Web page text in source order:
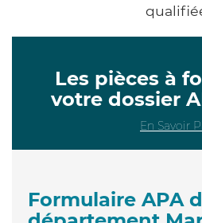
Les pièces à
votre dossier
En Savoir
Formulaire APA